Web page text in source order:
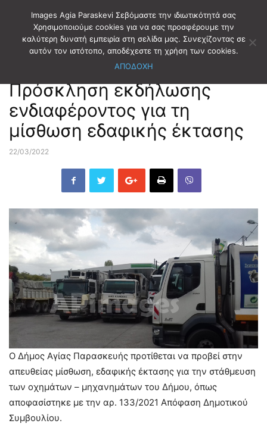
Αρχική ΔΗΜΟΤΙΚΑ ΝΕΑ
Πρόσκληση εκδήλωσης
ενδιαφέροντος για τη
μίσθωση εδαφικής έκτασης
22/03/2022
Ο Δήμος Αγίας Παρασκευής προτίθεται να προβεί στην
απευθείας μίσθωση, εδαφικής έκτασης για την στάθμευση
των οχημάτων – μηχανημάτων του Δήμου, όπως
αποφασίστηκε με την αρ. 133/2021 Απόφαση Δημοτικού
Συμβουλίου.
Images Agia Paraskevi Σεβόμαστε την ιδιωτικότητά σας
Χρησιμοποιούμε cookies για να σας προσφέρουμε την
καλύτερη δυνατή εμπειρία στη σελίδα μας. Συνεχίζοντας σε
αυτόν τον ιστότοπο, αποδέχεστε τη χρήση των cookies.
ΑΠΟΔΟΧΗ